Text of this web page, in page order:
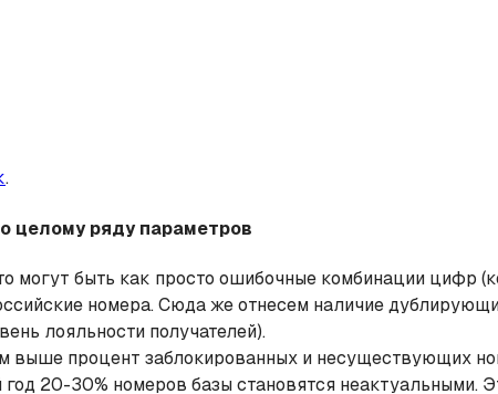
.
целому ряду параметров
могут быть как просто ошибочные комбинации цифр
номера. Сюда же отнесем наличие
лояльности получателей).
выше процент заблокированных и несуществующих
20-30% номеров базы становятся неактуальными.